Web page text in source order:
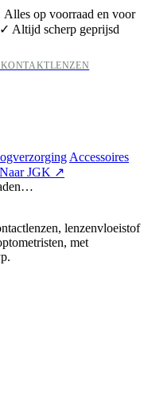
Alles op voorraad en voor
✓ Altijd scherp geprijsd
Accessoires
Naar JGK ↗
lenzenvloeistof
met